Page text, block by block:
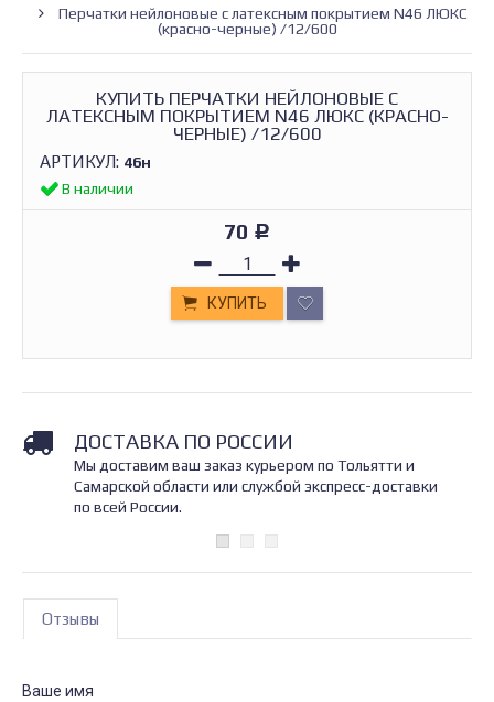
Перчатки нейлоновые с латексным покрытием N46 ЛЮКС
(красно-черные) /12/600
КУПИТЬ ПЕРЧАТКИ НЕЙЛОНОВЫЕ С
ЛАТЕКСНЫМ ПОКРЫТИЕМ N46 ЛЮКС (КРАСНО-
ЧЕРНЫЕ) /12/600
АРТИКУЛ: 46н
В наличии
70 Р
КУПИТЬ
ДОСТАВКА ПО РОССИИ
Мы доставим ваш заказ курьером по Тольятти и
Самарской области или службой экспресс-доставки
по всей России.
Отзывы
Ваше имя